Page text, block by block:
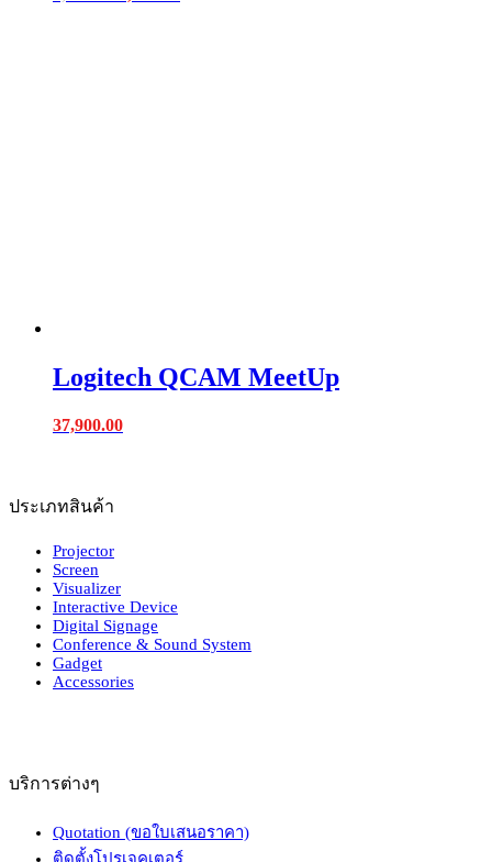
Logitech QCAM MeetUp
37,900.00
ประเภทสินค้า
Projector
Screen
Visualizer
Interactive Device
Digital Signage
Conference & Sound System
Gadget
Accessories
บริการต่างๆ
Quotation (ขอใบเสนอราคา)
ติดตั้งโปรเจคเตอร์